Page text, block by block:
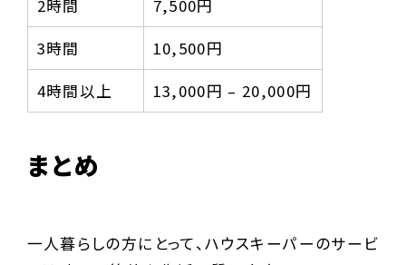
2時間
7,500円
3時間
10,500円
4時間以上
13,000円 – 20,000円
まとめ
一人暮らしの方にとって、ハウスキーパーのサービ